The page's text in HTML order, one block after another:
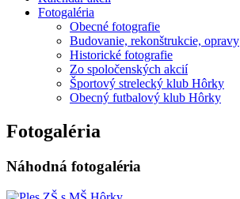
Fotogaléria
Obecné fotografie
Budovanie, rekonštrukcie, opravy
Historické fotografie
Zo spoločenských akcií
Športový strelecký klub Hôrky
Obecný futbalový klub Hôrky
Fotogaléria
Náhodná fotogaléria